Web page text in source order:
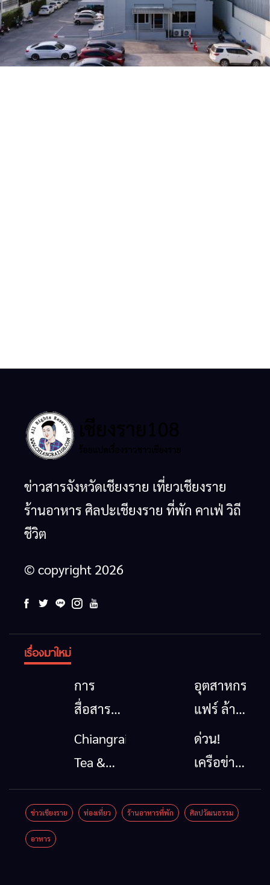
ข่าวสารจังหวัดเชียงราย เที่ยวเชียงราย
ร้านอาหาร ศิลปะเชียงราย ที่พัก คาเฟ่ วิถี
ชีวิต
© copyright 2026
เรื่องมาใหม่
การ
สื่อสาร
โทรคมนาคม
กรณีภัย
เชียงราย
เมื่อ
อุตสาหกรรม
แฟร์ ล้าน
นาตะวัน
ออก
รวมของดี
สินค้าเด่น
Chiangrai
Tea &
Coffee
Festival
ด่วน!
เครือข่าย
ลุ่มน้ำกก
ยื่น 5 ข้อ
ข่าวเชียงราย ท่องเที่ยว ร้านอาหารที่พัก ศิลปวัฒนธรรม
อาหาร